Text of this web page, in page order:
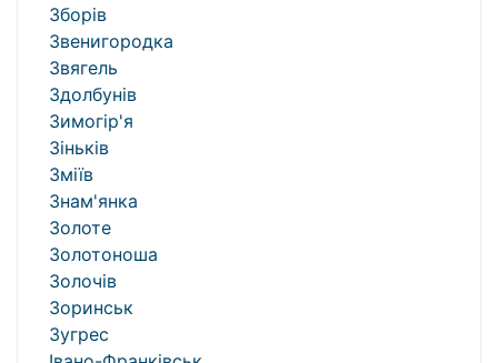
Зборів
Звенигородка
Звягель
Здолбунів
Зимогір'я
Зіньків
Зміїв
Знам'янка
Золоте
Золотоноша
Золочів
Зоринськ
Зугрес